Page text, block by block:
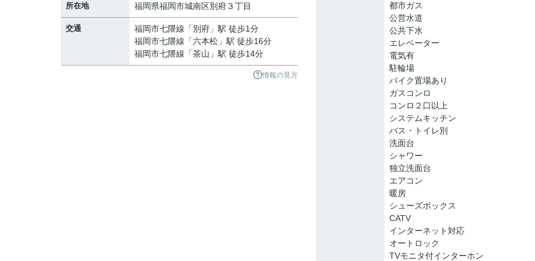
所在地 福岡県福岡市城南区別府３丁目
交通 福岡市七隈線 「別府 」駅 徒歩1分
福岡市七隈線 「六本松 」駅 徒歩16分
福岡市七隈線 「茶山 」駅 徒歩14分
情報の見方
都市ガス
公営水道
公共下水
エレベーター
電気有
駐輪場
バイク置場あり
ガスコンロ
コンロ２口以上
システムキッチン
バス・トイレ別
洗面台
シャワー
独立洗面台
エアコン
暖房
シューズボックス
CATV
インターネット対応
オートロック
TVモニタ付インターホン